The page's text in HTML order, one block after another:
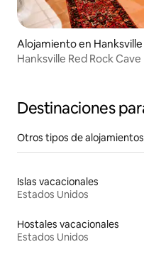
Alojamiento en Hanksville
Hanksville Red Rock
Destinaciones
Otros tipos de alojamientos
Islas vacacionales
Estados Unidos
Hostales vacacionales
Estados Unidos